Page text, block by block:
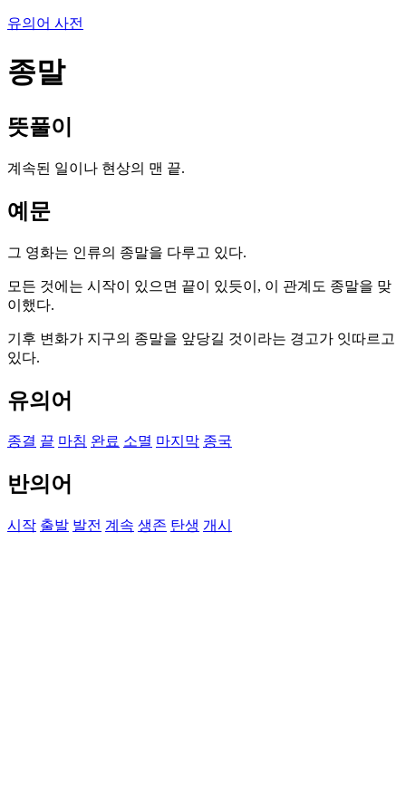
유의어 사전
종말
뜻풀이
계속된 일이나 현상의 맨 끝.
예문
그 영화는 인류의 종말을 다루고 있다.
모든 것에는 시작이 있으면 끝이 있듯이, 이 관계도 종말을 맞
이했다.
기후 변화가 지구의 종말을 앞당길 것이라는 경고가 잇따르고
있다.
유의어
종결 끝 마침 완료 소멸 마지막 종국
반의어
시작 출발 발전 계속 생존 탄생 개시